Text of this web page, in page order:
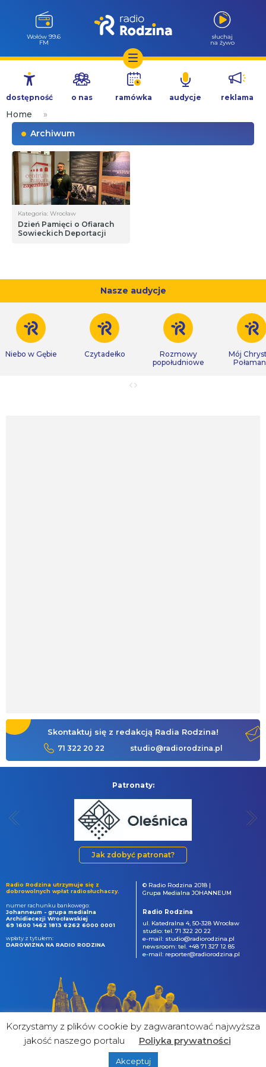
Przejdź
treści
Wołów 99.6
FM
słuchaj
na żywo
dostępność o nas ramówka audycje reklama
Home
»
Archiwum
Kategoria: Wrocław
Dzień Pamięci o Ofiarach
Sowieckich Deportacji
Nasze audycje
Niebo w Gębie Czytadełko
Rozmowy
popołudniowe
Mój
Skontaktuj się z redakcją Radia Rodzina!
71 322 20 22 studio@radiorodzina.pl
Patronaty:
Jak zdobyć patronat?
Radio Rodzina utrzymuje się z
dobrowolnych wpłat radiosłuchaczy.
numer rachunku bankowego:
Johanneum - grupa medialna
Archidiecezji Wrocławskiej
69 1600 1462 1813 6262 6000 0001
wpłaty z tytułem:
DAROWIZNA NA RADIO RODZINA
© Radio Rodzina 2018 |
Grupa Medialna JOHANNEUM
Radio Rodzina
ul. Katedralna 4, 50-328 Wrocław
studio: tel. 71 322 20 22
e-mail: studio@radiorodzina.pl
newsroom: tel. +48 71 327 12 85
e-mail: reporter@radiorodzina.pl
&
Korzystamy z plików cookie by zagwarantować najwyższa
jakość naszego portalu
Poliyka prywatności
Akceptuj